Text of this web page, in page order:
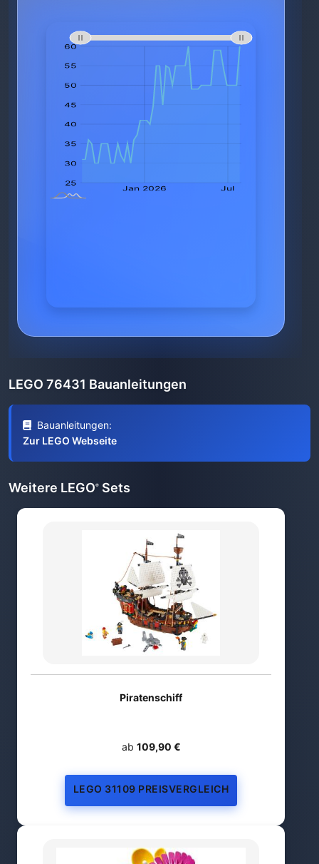
LEGO 76431 Bauanleitungen
Bauanleitungen:
Zur LEGO Webseite
Weitere LEGO® Sets
Piratenschiff
ab 109,90 €
LEGO 31109 PREISVERGLEICH